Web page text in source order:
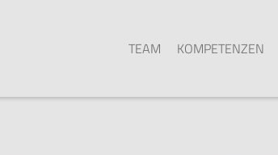
TEAM KOMPETENZEN